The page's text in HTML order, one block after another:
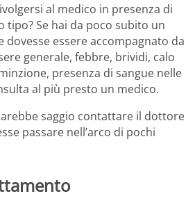
al medico in presenza di
tipo? Se hai da poco subito un
dovesse essere accompagnato da
generale, febbre, brividi, calo
presenza di sangue nelle
al più presto un medico.
saggio contattare il dottore
passare nell’arco di pochi